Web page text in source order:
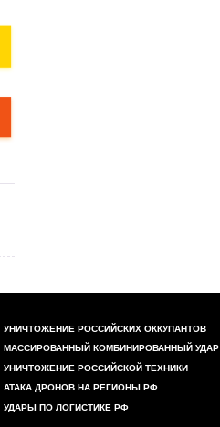
УНИЧТОЖЕНИЕ РОССИЙСКИХ ОККУПАНТОВ
МАССИРОВАННЫЙ КОМБИНИРОВАННЫЙ УДАР
УНИЧТОЖЕНИЕ РОССИЙСКОЙ ТЕХНИКИ
АТАКА ДРОНОВ НА РЕГИОНЫ РФ
УДАРЫ ПО ЛОГИСТИКЕ РФ